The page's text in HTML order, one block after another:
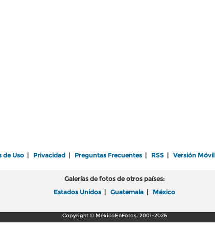
de Uso Privacidad Preguntas Frecuentes RSS Versión Móvil
Galerías de fotos de otros países:
Estados Unidos
Guatemala México
Copyright © MéxicoEnFotos, 2001-2026